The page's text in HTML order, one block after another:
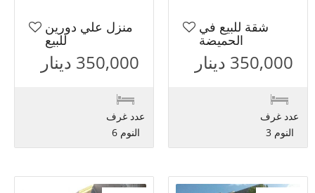
شقة للبيع في
الحميضة
350,000 دينار
عدد غرف
النوم 3
منزل علي دورين
للبيع
350,000 دينار
عدد غرف
النوم 6